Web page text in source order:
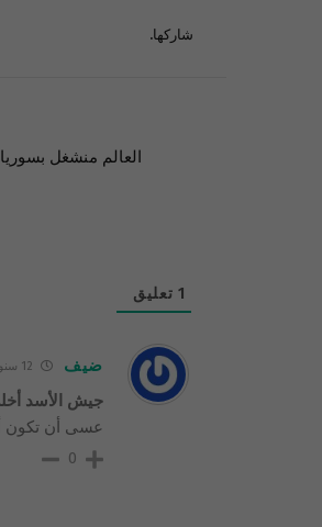
شاركها.
العالم منشغل
1 تعليق
ضيف
جيش الأسد
عسى أن تكون
0